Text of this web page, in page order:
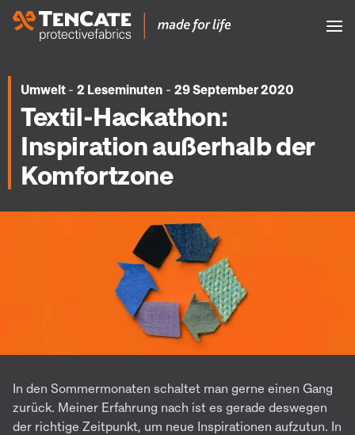
Umwelt - 2 Leseminuten - 29 September 2020
Textil-Hackathon:
Inspiration außerhalb der
Komfortzone
In den Sommermonaten schaltet man gerne einen Gang
zurück. Meiner Erfahrung nach ist es gerade deswegen
der richtige Zeitpunkt, um neue Inspirationen aufzutun. In